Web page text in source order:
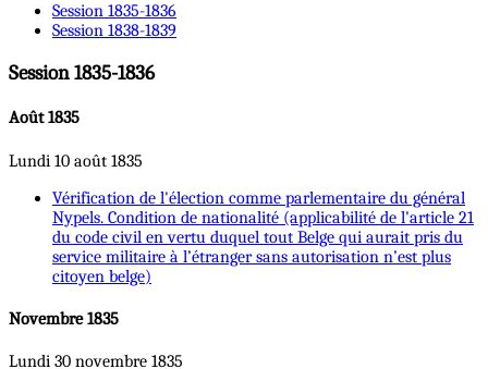
Session 1835-1836
Session 1838-1839
Session 1835-1836
Août 1835
Lundi 10 août 1835
Vérification de l'élection comme parlementaire du général
Nypels. Condition de nationalité (applicabilité de l'article 21
du code civil en vertu duquel tout Belge qui aurait pris du
service militaire à l’étranger sans autorisation n’est plus
citoyen belge)
Novembre 1835
Lundi 30 novembre 1835